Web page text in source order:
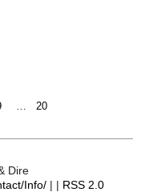
20
Dire
Info/| | RSS 2.0